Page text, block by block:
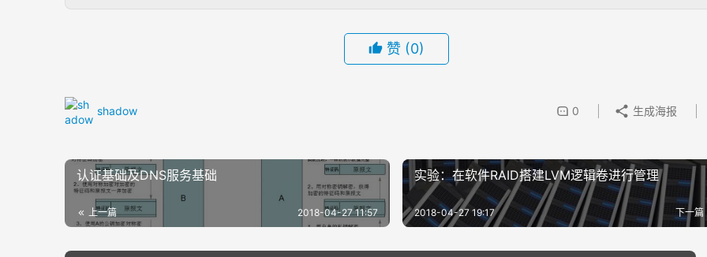
赞 (0)
shadow 0 生成海报
认证基础及DNS服务基础
上一篇 2018-04-27 11:57
实验：在软件RAID搭建LVM逻辑卷进行管理
下一篇
2018-04-27 19:17